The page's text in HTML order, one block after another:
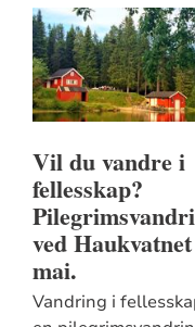
Vil du vandre i
fellesskap?
ved
mai.
Vandring i